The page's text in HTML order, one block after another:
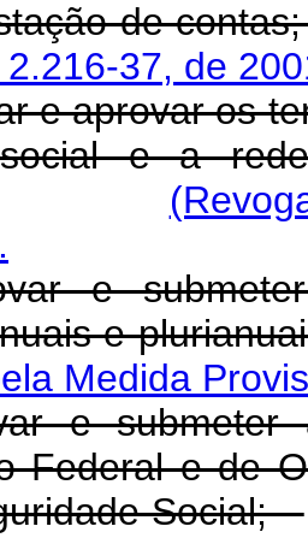
de
2.216-37, de
e aprovar os
social e a
e
e
Medida
e submeter
Federal e de
Social;